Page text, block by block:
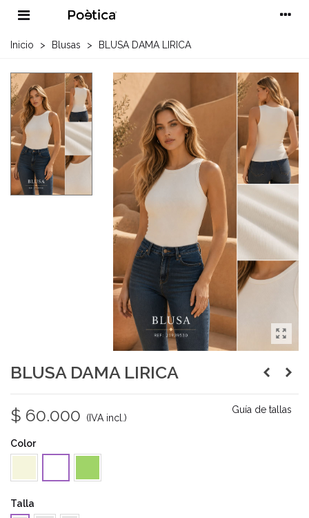
Inicio > Blusas > BLUSA DAMA LIRICA
BLUSA DAMA LIRICA
$ 60.000 (IVA incl.)
Guía de tallas
Color
Talla